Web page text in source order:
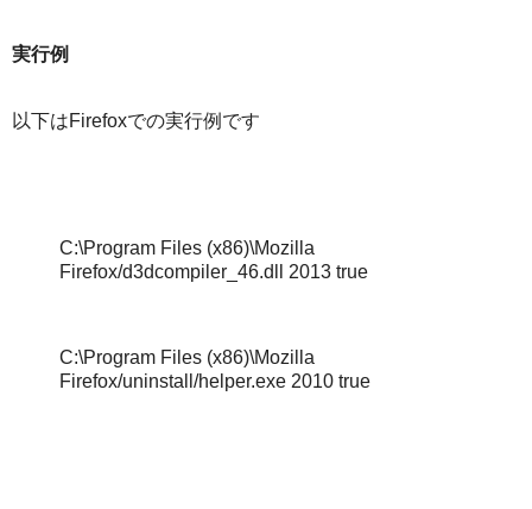
実行例
以下はFirefoxでの実行例です
C:\Program Files (x86)\Mozilla
Firefox/d3dcompiler_46.dll 2013 true
C:\Program Files (x86)\Mozilla
Firefox/uninstall/helper.exe 2010 true